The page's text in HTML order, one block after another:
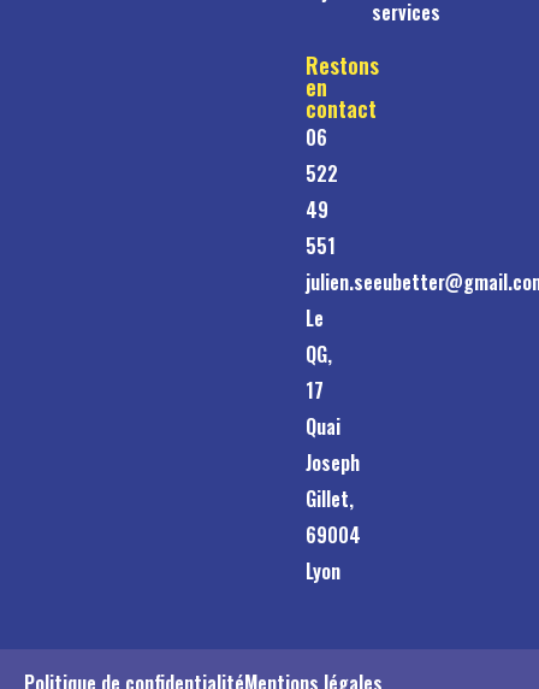
services
Restons
en
contact
06
522
49
551
Le
QG,
17
Quai
Joseph
Gillet,
69004
Lyon
Politique de confidentialitéMentions légales